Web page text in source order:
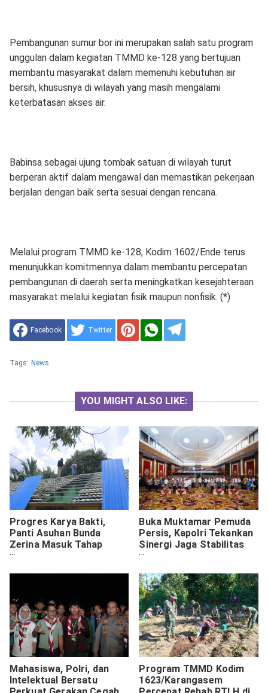
Pembangunan sumur bor ini merupakan salah satu program
unggulan dalam kegiatan TMMD ke-128 yang bertujuan
membantu masyarakat dalam memenuhi kebutuhan air
bersih, khususnya di wilayah yang masih mengalami
keterbatasan akses air.
Babinsa sebagai ujung tombak satuan di wilayah turut
berperan aktif dalam mengawal dan memastikan pekerjaan
berjalan dengan baik serta sesuai dengan rencana.
Melalui program TMMD ke-128, Kodim 1602/Ende terus
menunjukkan komitmennya dalam membantu percepatan
pembangunan di daerah serta meningkatkan kesejahteraan
masyarakat melalui kegiatan fisik maupun nonfisik. (*)
Facebook Twitter
Tags: News
YOU MIGHT ALSO LIKE:
Progres Karya Bakti,
Panti Asuhan Bunda
Zerina Masuk Tahap
Pemasangan Atap
Buka Muktamar Pemuda
Persis, Kapolri Tekankan
Sinergi Jaga Stabilitas
Kamtibmas
Mahasiswa, Polri, dan
Intelektual Bersatu
Program TMMD Kodim
1623/Karangasem